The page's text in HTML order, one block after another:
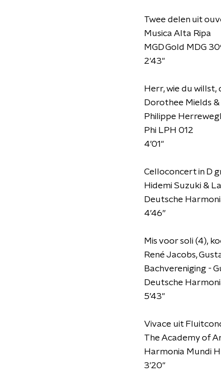
Twee delen uit
Musica Alta Ripa
MGD Gold MDG
2'43"
Herr, wie du willst,
Dorothee Mields
Philippe
Phi LPH 012
4’01"
Celloconcert in D
Hidemi Suzuki &
Deutsche
4’46”
Mis voor soli (4),
René Jacobs,
Bachvereniging -
Deutsche
5’43"
Vivace uit
The Academy of
Harmonia Mundi
3'20"